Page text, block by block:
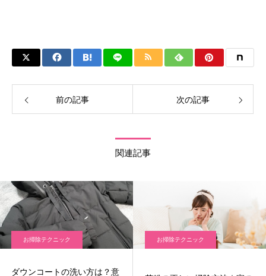
前の記事 次の記事
関連記事
お掃除テクニック
ダウンコートの洗い方は？意
お掃除テクニック